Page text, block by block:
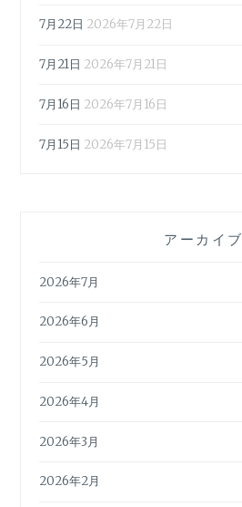
7月22日 2026年7月22日
7月21日 2026年7月21日
7月16日 2026年7月16日
7月15日 2026年7月15日
アーカイブ
2026年7月
2026年6月
2026年5月
2026年4月
2026年3月
2026年2月